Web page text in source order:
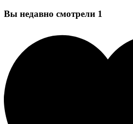
Вы недавно смотрели 1